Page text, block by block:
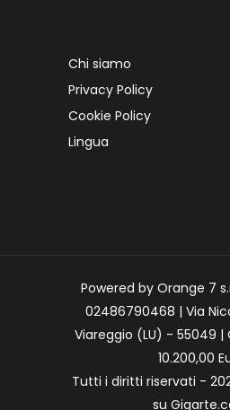
Chi siamo
Privacy Policy
Cookie Policy
Lingua
Powered by Orange 7
02486790468 | Via
Viareggio (LU) - 55049 |
10.200,00
Tutti i diritti riservati -
su